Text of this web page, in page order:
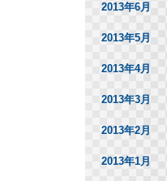
2013年6月
2013年5月
2013年4月
2013年3月
2013年2月
2013年1月